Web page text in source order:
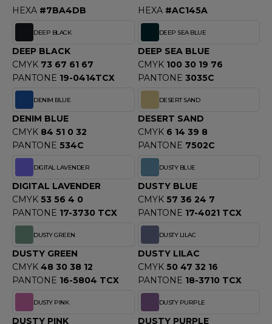
CLOTHING
DENIM
JAYS
ONE TOWELLING
CITY
HEXA #7BA4DB
HEXA #AC145A
DEEP BLACK
DEEP BLACK
CMYK 73 67 61 67
PANTONE 19-0414TCX
DEEP SEA BLUE
DEEP SEA BLUE
CMYK 100 30 19 76
PANTONE 3035C
DENIM BLUE
DENIM BLUE
CMYK 84 51 0 32
PANTONE 534C
DESERT SAND
DESERT SAND
CMYK 6 14 39 8
PANTONE 7502C
DIGITAL LAVENDER
DIGITAL LAVENDER
CMYK 53 56 4 0
PANTONE 17-3730 TCX
DUSTY BLUE
DUSTY BLUE
CMYK 57 36 24 7
PANTONE 17-4021 TCX
DUSTY GREEN
DUSTY GREEN
CMYK 48 30 38 12
PANTONE 16-5804 TCX
DUSTY LILAC
DUSTY LILAC
CMYK 50 47 32 16
PANTONE 18-3710 TCX
DUSTY PINK
DUSTY PINK
DUSTY PURPLE
DUSTY PURPLE